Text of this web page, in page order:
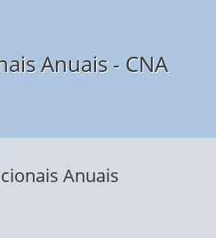
Anuais - CNA
Anuais